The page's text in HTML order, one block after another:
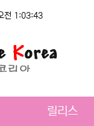
전 1:03:43
릴리스